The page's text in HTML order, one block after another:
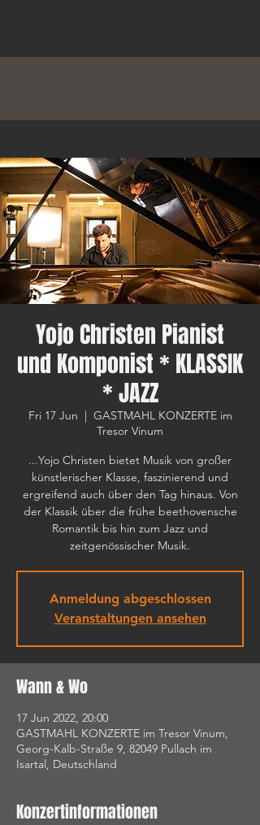
Yojo Christen Pianist
und Komponist * KLASSIK
* JAZZ
Fri 17 Jun
  |
GASTMAHL KONZERTE im
Tresor Vinum
...Yojo Christen bietet Musik von großer
künstlerischer Klasse, faszinierend und
ergreifend auch über den Tag hinaus. Von
der Klassik über die frühe beethovensche
Romantik bis hin zum Jazz und
zeitgenössischer Musik.
Anmeldung abgeschlossen
Veranstaltungen ansehen
Wann & Wo
17 Jun 2022, 20:00
GASTMAHL KONZERTE im Tresor Vinum,
Georg-Kalb-Straße 9, 82049 Pullach im
Isartal, Deutschland
Konzertinformationen